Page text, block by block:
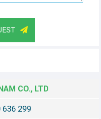
CO., LTD
636 299